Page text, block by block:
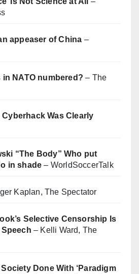
appeaser of China –
in NATO numbered? – The
Was Clearly
“The Body” Who put
in shade – WorldSoccerTalk
Kaplan, The Spectator
Selective Censorship Is
– Kelli Ward, The
Done With ‘Paradigm